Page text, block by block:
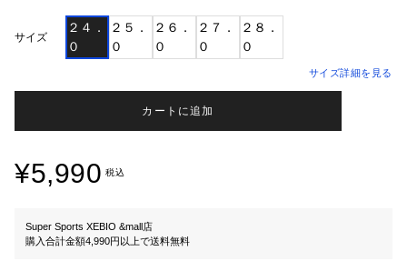
サイズ
２４．
０
２５．
０
２６．
０
２７．
０
２８．
０
サイズ詳細を見る
カートに追加
¥5,990 税込
Super Sports XEBIO &mall店
購入合計金額4,990円以上で送料無料